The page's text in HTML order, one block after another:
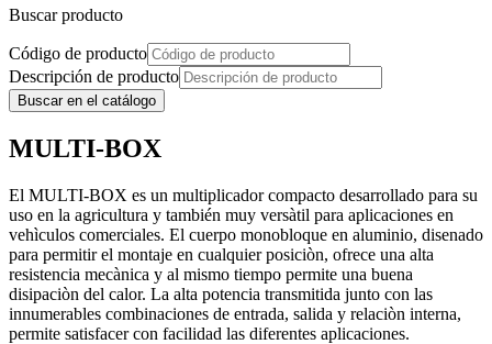
Buscar producto
Código de producto
Descripción de producto
Buscar en el catálogo
MULTI-BOX
El MULTI-BOX es un multiplicador compacto desarrollado para su
uso en la agricultura y también muy versàtil para aplicaciones en
vehìculos comerciales. El cuerpo monobloque en aluminio, disenado
para permitir el montaje en cualquier posiciòn, ofrece una alta
resistencia mecànica y al mismo tiempo permite una buena
disipaciòn del calor. La alta potencia transmitida junto con las
innumerables combinaciones de entrada, salida y relaciòn interna,
permite satisfacer con facilidad las diferentes aplicaciones.